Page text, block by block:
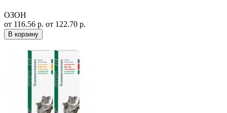
ОЗОН
от 116.56 р. от 122.70 р.
В корзину